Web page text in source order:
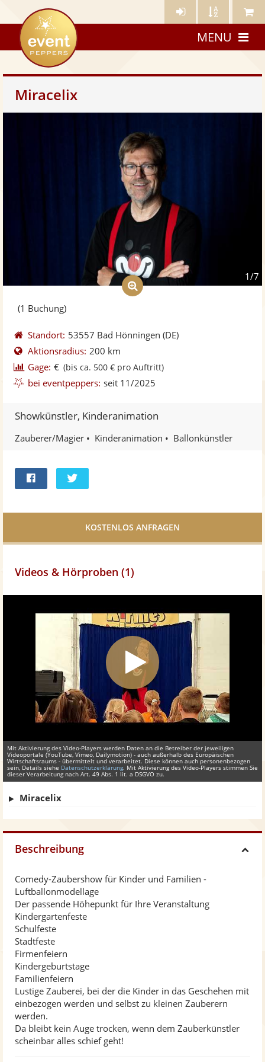
Künstler- Künstler Meine
eventpeppers
MENU
Miracelix
1/7
(1 Buchung)
Standort: 53557 Bad Hönningen (DE)
Aktionsradius: 200 km
Gage: € (bis ca. 500 € pro Auftritt)
bei eventpeppers: seit 11/2025
Showkünstler, Kinderanimation
Zauberer/Magier Kinderanimation Ballonkünstler
Facebook
Videos & Hörproben (1)
Mit Aktivierung des Video-Players werden Daten an die Betreiber der jeweiligen
Videoportale (YouTube, Vimeo, Dailymotion) - auch außerhalb des Europäischen
Wirtschaftsraums - übermittelt und verarbeitet. Diese können auch personenbezogen
sein, Details siehe Datenschutzerklärung. Mit Aktivierung des Video-Players stimmen Sie
dieser Verarbeitung nach Art. 49 Abs. 1 lit. a DSGVO zu.
Miracelix
Beschreibung
Comedy-Zaubershow für Kinder und Familien -
Luftballonmodellage
Der passende Höhepunkt für Ihre Veranstaltung
Kindergartenfeste
Schulfeste
Stadtfeste
Firmenfeiern
Kindergeburtstage
Familienfeiern
Lustige Zauberei, bei der die Kinder in das Geschehen mit
einbezogen werden und selbst zu kleinen Zauberern
werden.
Da bleibt kein Auge trocken, wenn dem Zauberkünstler
scheinbar alles schief geht!